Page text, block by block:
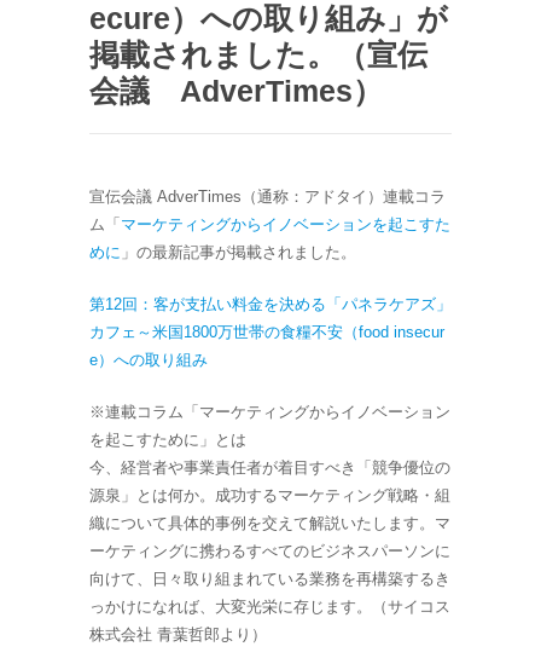
ecure）への取り組み」が
掲載されました。（宣伝
会議 AdverTimes）
宣伝会議 AdverTimes（通称：アドタイ）連載コラ
ム「 マーケティングからイノベーションを起こすた
めに 」の最新記事が掲載されました。
第12回：客が支払い料金を決める「パネラケアズ」
カフェ～米国1800万世帯の食糧不安（food insecur
e）への取り組み
※連載コラム「マーケティングからイノベーション
を起こすために」とは
今、経営者や事業責任者が着目すべき「競争優位の
源泉」とは何か。成功するマーケティング戦略・組
織について具体的事例を交えて解説いたします。マ
ーケティングに携わるすべてのビジネスパーソンに
向けて、日々取り組まれている業務を再構築するき
っかけになれば、大変光栄に存じます。（サイコス
株式会社 青葉哲郎より）